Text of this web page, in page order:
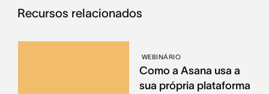
Recursos relacionados
WEBINÁRIO
Como a Asana usa a
sua própria plataforma